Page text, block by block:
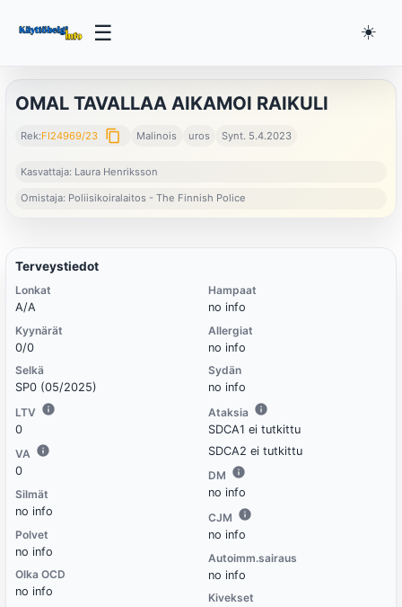
☰ ☀️
OMAL TAVALLAA AIKAMOI RAIKULI
Rek:FI24969/23 content_copy Malinois uros Synt. 5.4.2023
Kasvattaja: Laura Henriksson
Omistaja: Poliisikoiralaitos - The Finnish Police
Terveystiedot
Lonkat
A/A
Kyynärät
0/0
Selkä
SP0 (05/2025)
LTV
0
VA
0
Silmät
no info
Polvet
no info
Olka OCD
no info
Hampaat
no info
Allergiat
no info
Sydän
no info
Ataksia
SDCA1 ei tutkittu
SDCA2 ei tutkittu
DM
no info
CJM
no info
Autoimm.sairaus
no info
Kivekset